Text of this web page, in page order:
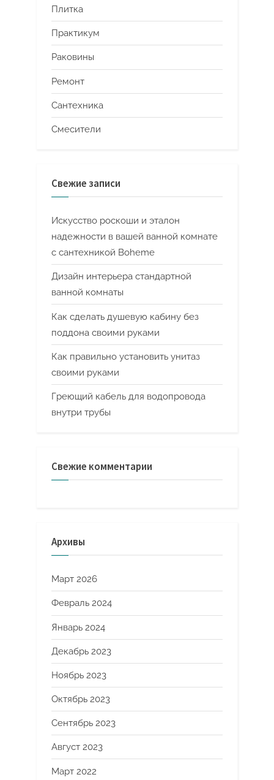
Плитка
Практикум
Раковины
Ремонт
Сантехника
Смесители
Свежие записи
Искусство роскоши и эталон
надежности в вашей ванной комнате
с сантехникой Boheme
Дизайн интерьера стандартной
ванной комнаты
Как сделать душевую кабину без
поддона своими руками
Как правильно установить унитаз
своими руками
Греющий кабель для водопровода
внутри трубы
Свежие комментарии
Архивы
Март 2026
Февраль 2024
Январь 2024
Декабрь 2023
Ноябрь 2023
Октябрь 2023
Сентябрь 2023
Август 2023
Март 2022